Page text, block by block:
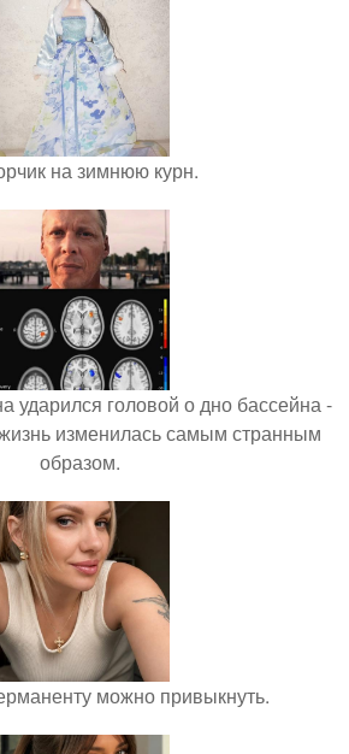
на зимнюю курн.
ударился головой о дно бассейна -
жизнь изменилась самым странным
образом.
можно привыкнуть.